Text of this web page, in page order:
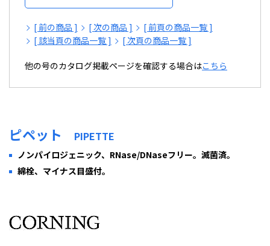
[ 前の商品 ] [ 次の商品 ]
[ 前頁の商品一覧 ]
[ 該当頁の商品一覧 ]
[ 次頁の商品一覧 ]
他の号のカタログ掲載ページを確認する場合はこちら
ピペット PIPETTE
ノンパイロジェニック、RNase/DNaseフリー。滅菌済。
綿栓、マイナス目盛付。